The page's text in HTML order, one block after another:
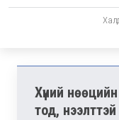
Хүний
тод,